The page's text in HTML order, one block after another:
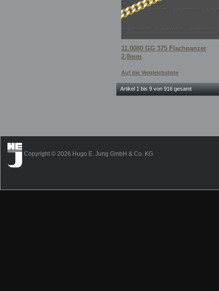
11.0080 GG 375 Flachpanzer
2,8mm
Auf die Vergleichsliste
Artikel 1 bis 9 von 916 gesamt
Copyright © 2026 Hugo E. Jung GmbH & Co. KG